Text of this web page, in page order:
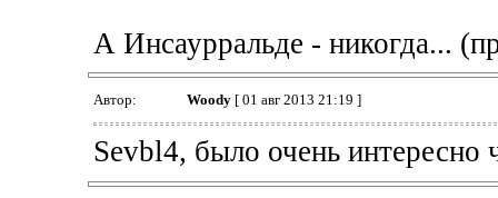
А Инсаурральде - никогда...
Автор: Woody[ 01 авг 2013 21:19 ]
Sevbl4, было очень